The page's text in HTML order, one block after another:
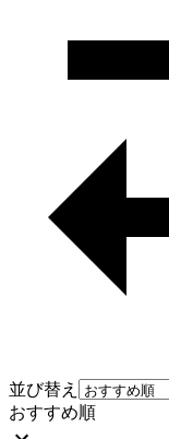
並び替え
おすすめ順